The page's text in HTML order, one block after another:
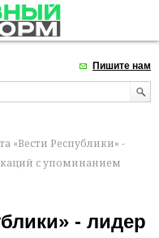
Пишите нам
«Вести Республики» -
с упоминанием
- лидер